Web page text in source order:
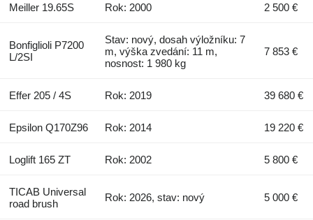
Meiller 19.65S Rok: 2000 2 500 €
Bonfiglioli P7200
L/2SI
Stav: nový, dosah výložníku: 7
m, výška zvedání: 11 m,
nosnost: 1 980 kg
7 853 €
Effer 205 / 4S Rok: 2019 39 680 €
Epsilon Q170Z96 Rok: 2014 19 220 €
Loglift 165 ZT Rok: 2002 5 800 €
TICAB Universal
road brush
Rok: 2026, stav: nový 5 000 €